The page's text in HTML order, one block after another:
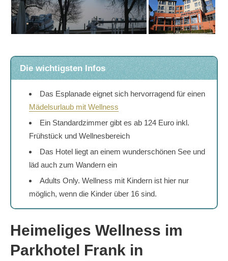
Die wichtigsten Infos
Das Esplanade eignet sich hervorragend für einen
Mädelsurlaub mit Wellness
Ein Standardzimmer gibt es ab 124 Euro inkl.
Frühstück und Wellnesbereich
Das Hotel liegt an einem wunderschönen See und
läd auch zum Wandern ein
Adults Only. Wellness mit Kindern ist hier nur
möglich, wenn die Kinder über 16 sind.
Heimeliges Wellness im
Parkhotel Frank in